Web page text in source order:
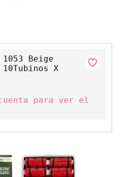
Beige
X
para ver el